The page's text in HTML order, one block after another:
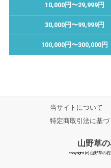
10,000円〜29,999円
30,000円〜99,999円
100,000円〜300,000円
当サイトについて
特定商取引法に基づ
山野草
copyright (c) 山野草の